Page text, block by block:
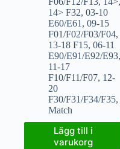
14> F32, 03-10
E60/E61 , 09-15
F01/F02/F03/F04,
13-18 F15, 06-11
E90/E91/E92/E93,
11-17
F10/F11/F07, 12-
20
F30/F31/F34/F35,
Match
Lägg till i
varukorg